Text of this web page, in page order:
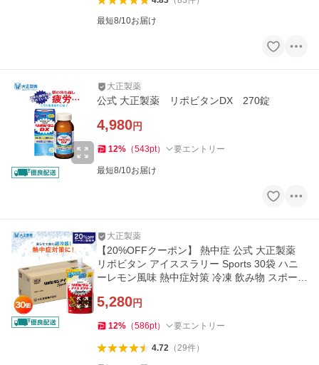
最短8/10お届け
大正製薬
公式 大正製薬 リポビタンDX 270錠
4,980円
12% （543pt） 要エントリー
最短8/10お届け
大正製薬
【20%OFFクーポン】 熱中症 公式 大正製薬
リポビタン アイススラリー Sports 30袋 ハニ
ーレモン風味 熱中症対策 冷凍 飲み物 スポーツ
5,280円
12% （586pt） 要エントリー
4.72（29件）